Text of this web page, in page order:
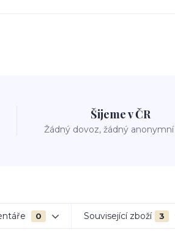
Šijeme v ČR
Žádný dovoz, žádný anonymní
0 Související zboží 3